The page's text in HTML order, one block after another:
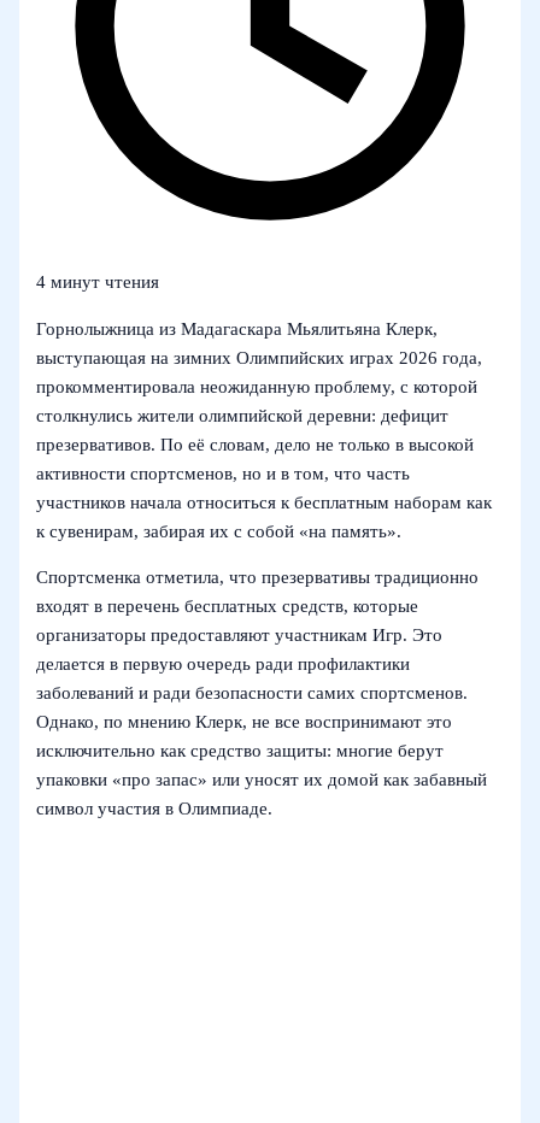
4 минут чтения
Горнолыжница из Мадагаскара Мьялитьяна Клерк,
выступающая на зимних Олимпийских играх 2026 года,
прокомментировала неожиданную проблему, с которой
столкнулись жители олимпийской деревни: дефицит
презервативов. По её словам, дело не только в высокой
активности спортсменов, но и в том, что часть
участников начала относиться к бесплатным наборам как
к сувенирам, забирая их с собой «на память».
Спортсменка отметила, что презервативы традиционно
входят в перечень бесплатных средств, которые
организаторы предоставляют участникам Игр. Это
делается в первую очередь ради профилактики
заболеваний и ради безопасности самих спортсменов.
Однако, по мнению Клерк, не все воспринимают это
исключительно как средство защиты: многие берут
упаковки «про запас» или уносят их домой как забавный
символ участия в Олимпиаде.